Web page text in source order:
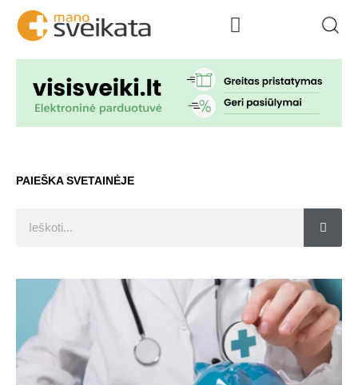
PAIEŠKA SVETAINĖJE